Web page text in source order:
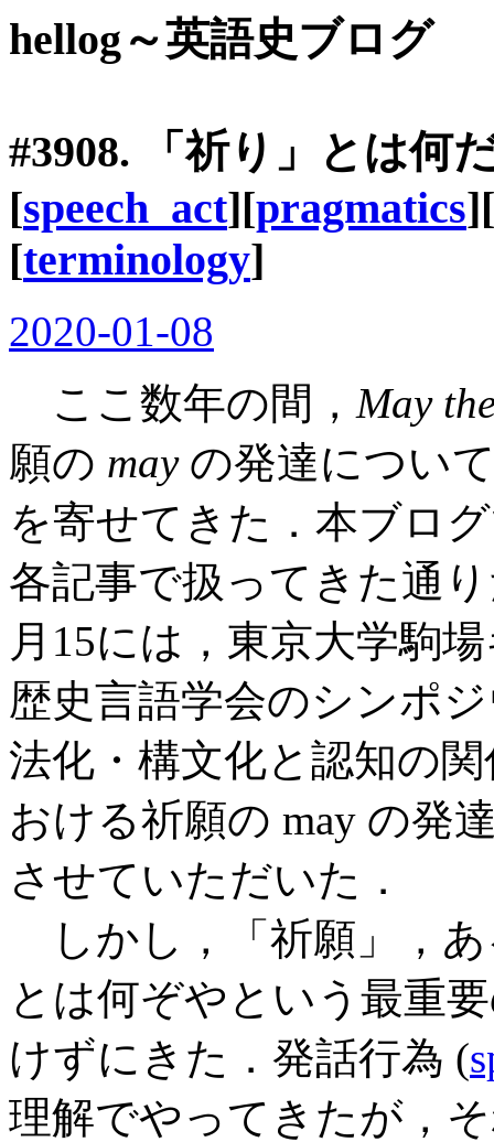
hellog～英語史ブログ
#3908. 「祈り」とは何
[speech_act][pragmatics][
[terminology]
2020-01-08
ここ数年の間， May
願の mayの発達につい
を寄せてきた．本ブロ
各記事で扱ってきた通
月15には，東京大学駒
歴史言語学会のシンポ
法化・構文化と認知の
おける祈願の may の発
させていただいた．
しかし，「祈願」，
とは何ぞやという最重
けずにきた．発話行為 (
理解でやってきたが，